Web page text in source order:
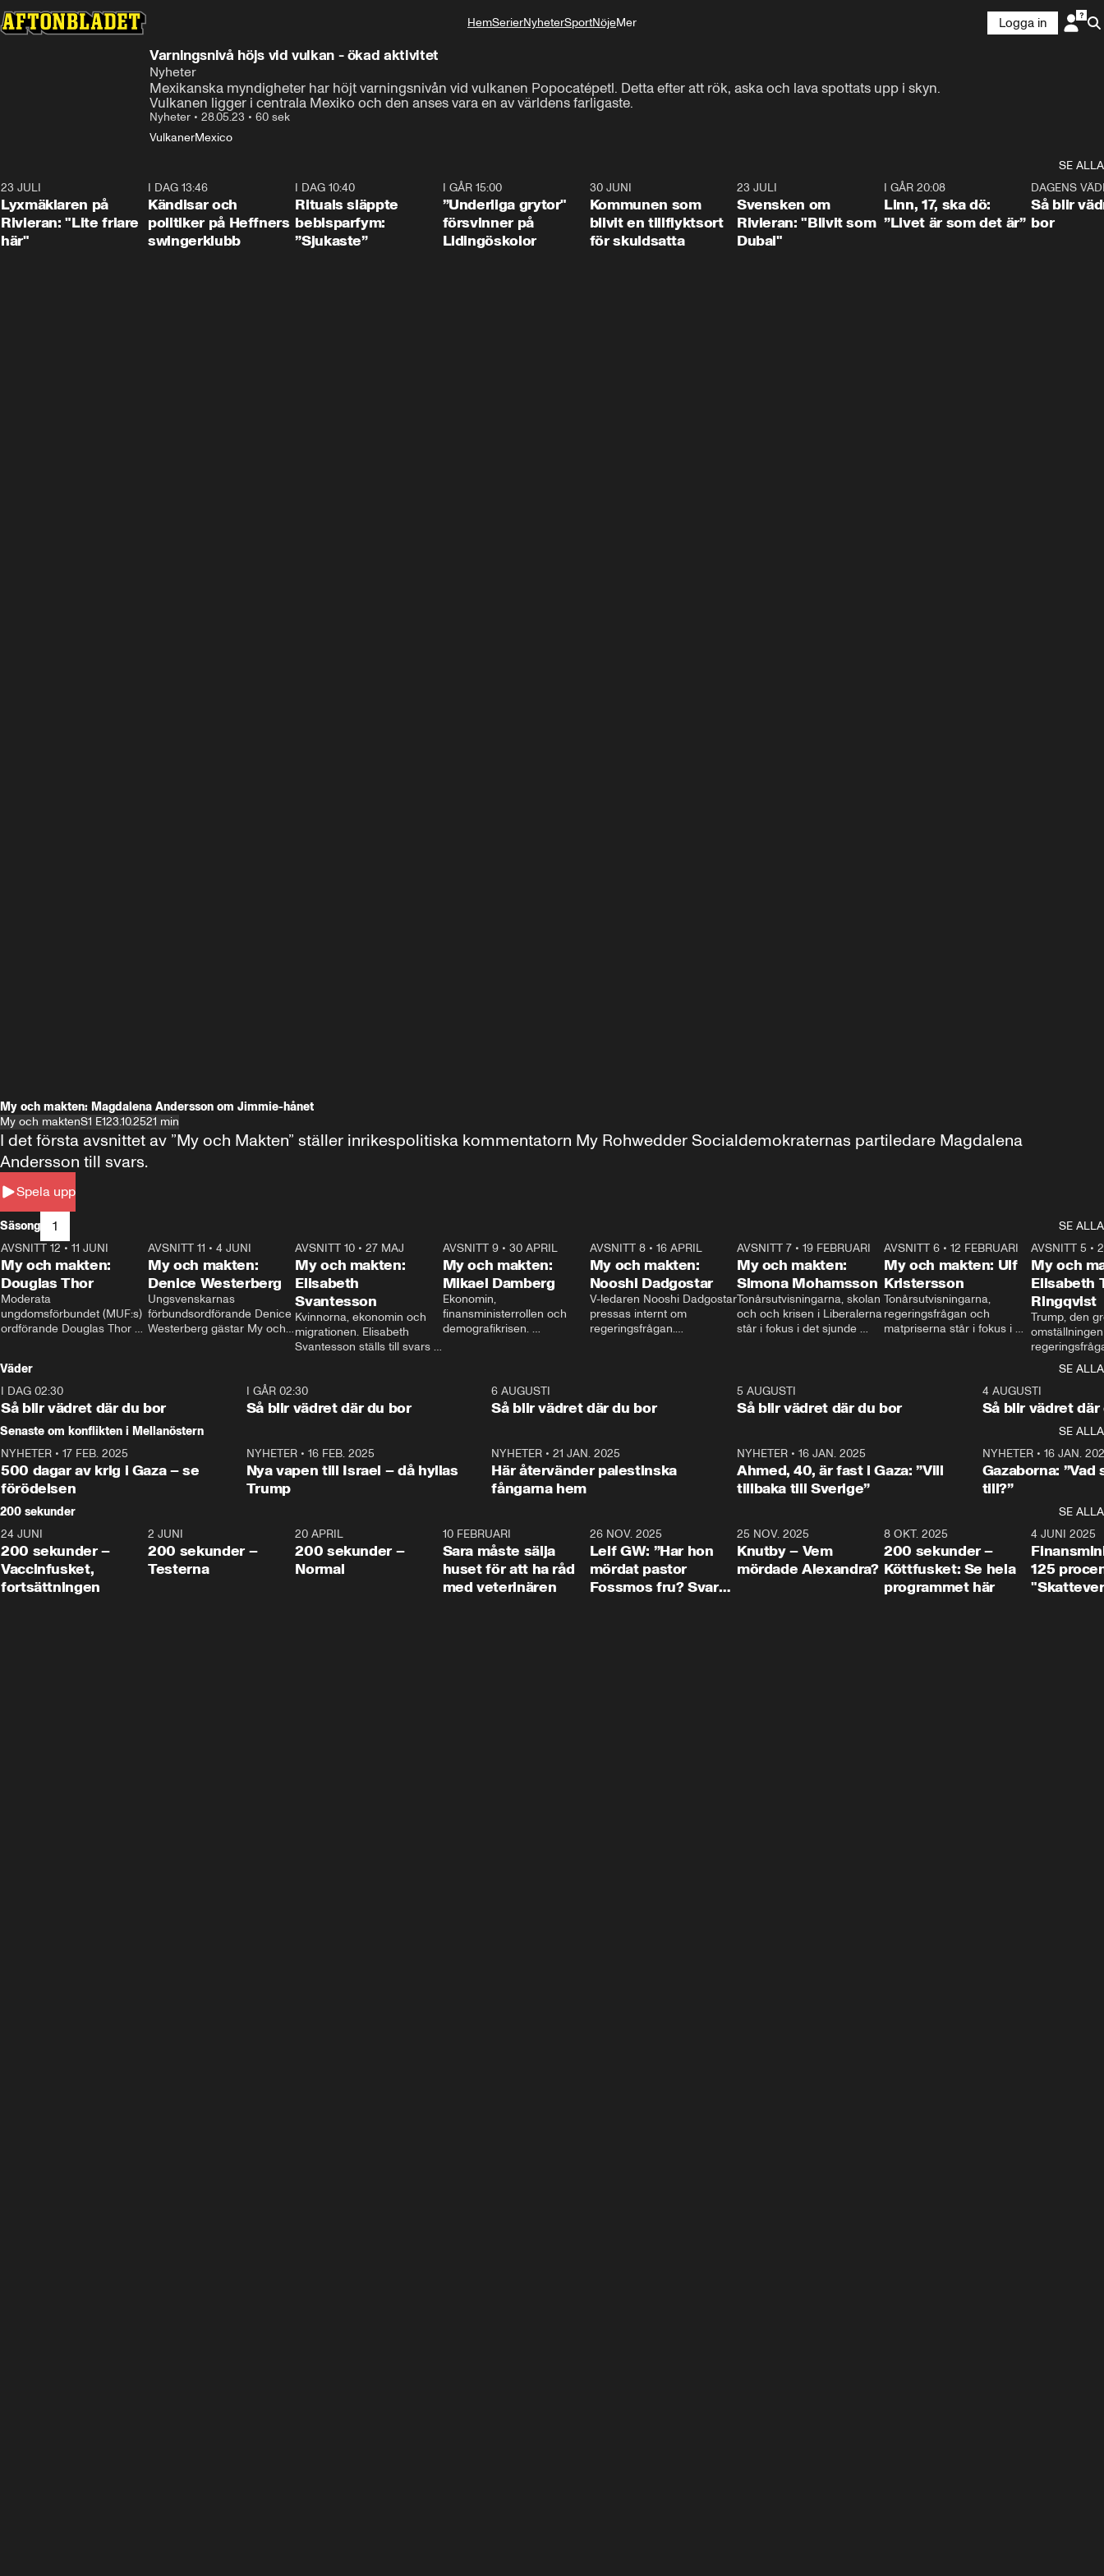
HemSerierNyheterSportNöjeMer
Logga in
Varningsnivå höjs vid vulkan - ökad aktivitet
Nyheter
Mexikanska myndigheter har höjt varningsnivån vid vulkanen Popocatépetl. Detta efter att rök, aska och lava spottats upp i skyn.
Vulkanen ligger i centrala Mexiko och den anses vara en av världens farligaste.
Nyheter • 28.05.23 • 60 sek
VulkanerMexico
SE ALLA
23 JULI
Lyxmäklaren på
Rivieran: "Lite friare
här"
I DAG 13:46
Kändisar och
politiker på Heffners
swingerklubb
I DAG 10:40
Rituals släppte
bebisparfym:
”Sjukaste”
I GÅR 15:00
”Underliga grytor"
försvinner på
Lidingöskolor
30 JUNI
Kommunen som
blivit en tillflyktsort
för skuldsatta
23 JULI
Svensken om
Rivieran: "Blivit som
Dubai"
I GÅR 20:08
Linn, 17, ska dö:
”Livet är som det är”
DAGENS
Så blir
bor
My och makten: Magdalena Andersson om Jimmie-hånet
My och maktenS1 E123.10.2521 min
Spela upp
I det första avsnittet av ”My och Makten” ställer inrikespolitiska kommentatorn My Rohwedder Socialdemokraternas partiledare Magdalena
Andersson till svars.
Säsong 1
SE ALLA
26:27
AVSNITT 12 • 11 JUNI
My och makten:
Douglas Thor
Moderata
ungdomsförbundet (MUF:s)
ordförande Douglas Thor
tonårsutvisningarna och hur
Moderaterna ska locka
väljare till valet i höst.
23:40
AVSNITT 11 •4 JUNI
My och makten:
Denice Westerberg
Ungsvenskarnas
förbundsordförande Denice
Westerberg gästar My och
AVSNITT 10 •27 MAJ
My och makten:
Elisabeth
Svantesson
Kvinnorna, ekonomin och
migrationen. Elisabeth
Svantesson ställs till svars
AVSNITT 9• 30 APRIL
My och makten:
Mikael Damberg
Ekonomin,
finansministerrollen och
demografikrisen.
och Makten.
AVSNITT 8• 16 APRIL
My och makten:
Nooshi Dadgostar
V-ledaren Nooshi Dadgostar
pressas internt om
regeringsfrågan.
– Vi ställer upp i val. Ska vi
vara med så sitter vi förstås
24:30
AVSNITT 7• 19 FEBRUARI
My och makten:
Simona Mohamsson
Tonårsutvisningarna, skolan
och och krisen i Liberalerna
står i fokus i det sjunde
kommentator My
Rohwedder ställer
utbildnings- och
Mohamsson till svars.
27:30
AVSNITT 6 •12 FEBRUARI
My och makten: Ulf
Kristersson
Tonårsutvisningarna,
regeringsfrågan och
matpriserna står i fokus i
Rohwedder ställer
statsminister Ulf Kristersson
AVSNITT 5 •
My och
Elisabeth
Ringqvist
Trump, den
centrum i
avsnittet av
Makten”. Se
Aftonbladets
Rohwedder
Thand Ring
Väder
SE ALLA
I DAG 02:30
Så blir vädret där du bor
1:06
I GÅR 02:30
Så blir vädret där du bor
6 AUGUSTI
Så blir vädret där du bor
5 AUGUSTI
Så blir vädret där du bor
4 AUGUSTI
Så blir vädret där
Senaste om konflikten i Mellanöstern
SE ALLA
NYHETER • 17 FEB. 2025
500 dagar av krig i Gaza – se
förödelsen
NYHETER• 16 FEB. 2025
Nya vapen till Israel – då hyllas
Trump
NYHETER •21 JAN. 2025
Här återvänder palestinska
fångarna hem
NYHETER• 16 JAN. 2025
Ahmed, 40, är fast i Gaza: ”Vill
tillbaka till Sverige”
NYHETER• 16 JAN.
Gazaborna:
till?”
200 sekunder
SE ALLA
5:00
24 JUNI
200 sekunder –
Vaccinfusket,
fortsättningen
4:23
2 JUNI
200 sekunder –
Testerna
20 APRIL
200 sekunder –
Normal
10 FEBRUARI
Sara måste sälja
huset för att ha råd
med veterinären
26 NOV. 2025
Leif GW: ”Har hon
mördat pastor
Fossmos fru? Svar
31:05
25 NOV. 2025
Knutby – Vem
mördade Alexandra?
4:29
8 OKT. 2025
200 sekunder –
Köttfusket: Se hela
programmet här
4 JUNI 2025
125